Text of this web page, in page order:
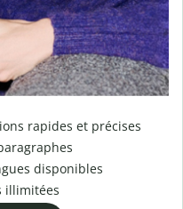
rapides et précises
disponibles
illimitées